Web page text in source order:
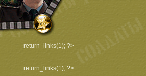
return_links(1); ?>
return_links(1); ?>